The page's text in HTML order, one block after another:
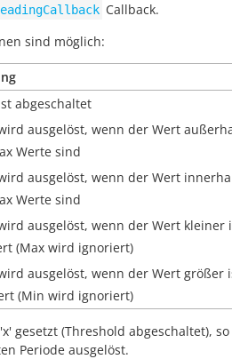
Callback.
sind möglich:
abgeschaltet
ausgelöst, wenn der Wert
Werte sind
ausgelöst, wenn der Wert
Werte sind
ausgelöst, wenn der Wert kleiner
(Max wird ignoriert)
ausgelöst, wenn der Wert größer
(Min wird ignoriert)
gesetzt (Threshold abgeschaltet),
Periode ausgelöst.